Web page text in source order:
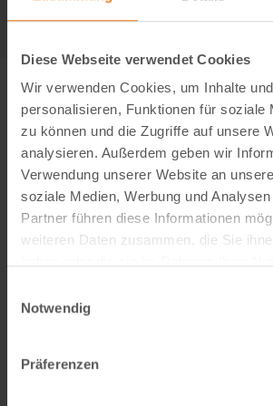
Diese Webseite verwendet Cookies
Wir verwenden Cookies, um Inhalte
personalisieren, Funktionen für soziale
zu können und die Zugriffe auf unsere
analysieren. Außerdem geben wir
Verwendung unserer Website an
soziale Medien, Werbung und
Partner führen diese Informationen
weiteren Daten zusammen, die Sie
Notwendig
Präferenzen
Visual Content Creator (m/w/d) – E-
Werde Teil von Lemodo360! Als Visual
gestaltest du verkaufsstarke Amazon- und